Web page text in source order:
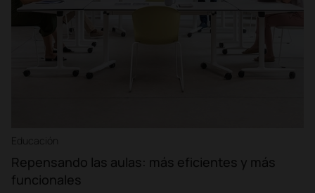
Educación
Repensando las aulas: más eficientes y más
funcionales